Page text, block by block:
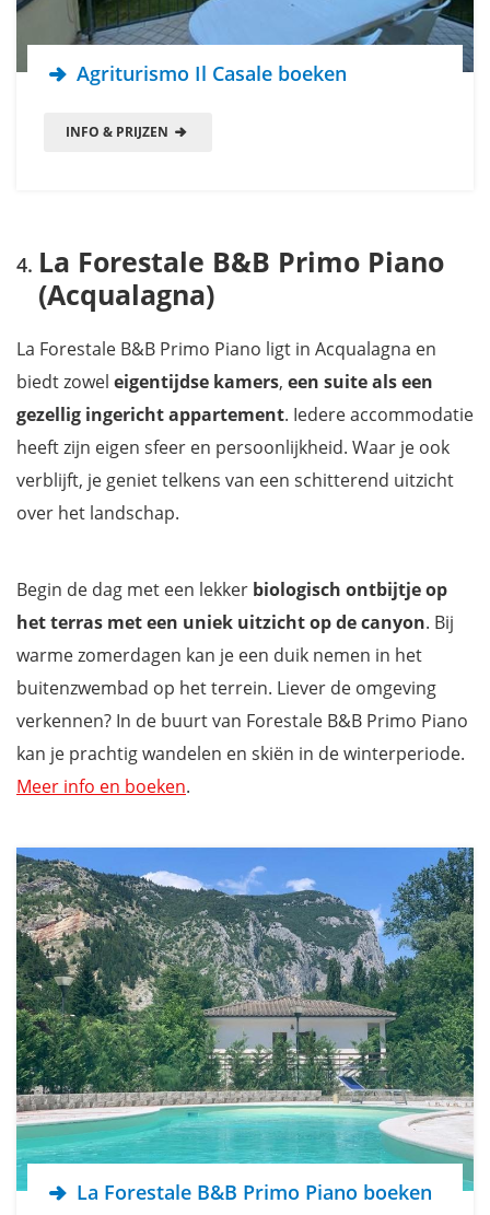
Agriturismo Il Casale boeken
INFO & PRIJZEN
La Forestale B&B Primo Piano
(Acqualagna)
La Forestale B&B Primo Piano ligt in Acqualagna en
biedt zowel eigentijdse kamers, een suite als een
gezellig ingericht appartement. Iedere accommodatie
heeft zijn eigen sfeer en persoonlijkheid. Waar je ook
verblijft, je geniet telkens van een schitterend uitzicht
over het landschap.
Begin de dag met een lekker biologisch ontbijtje op
het terras met een uniek uitzicht op de canyon. Bij
warme zomerdagen kan je een duik nemen in het
buitenzwembad op het terrein. Liever de omgeving
verkennen? In de buurt van Forestale B&B Primo Piano
kan je prachtig wandelen en skiën in de winterperiode.
Meer info en boeken.
La Forestale B&B Primo Piano boeken